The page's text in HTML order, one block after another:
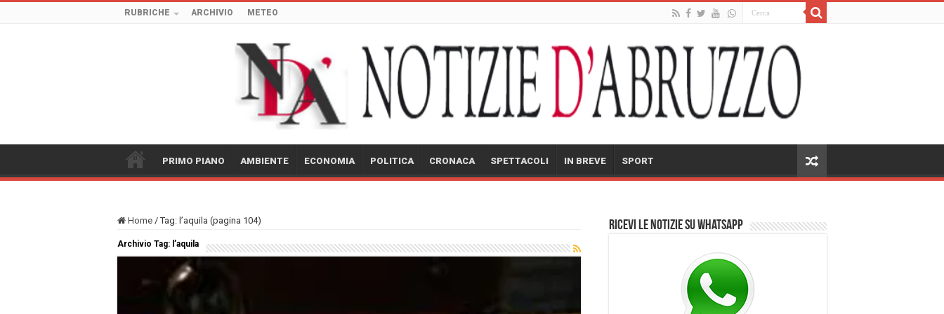
RUBRICHE ARCHIVIO METEO
PRIMO PIANO AMBIENTE ECONOMIA POLITICA CRONACA SPETTACOLI IN BREVE SPORT
Home / Tag: l’aquila (pagina 104)
Archivio Tag: l’aquila
Ricevi le notizie su Whatsapp